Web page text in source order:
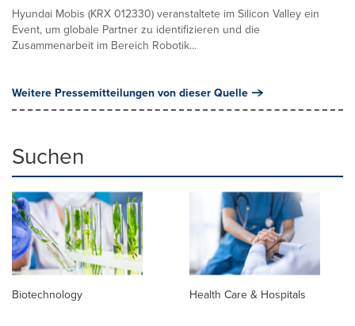
Hyundai Mobis (KRX 012330) veranstaltete im Silicon Valley ein
Event, um globale Partner zu identifizieren und die
Zusammenarbeit im Bereich Robotik...
Weitere Pressemitteilungen von dieser Quelle
Suchen
Biotechnology Health Care & Hospitals